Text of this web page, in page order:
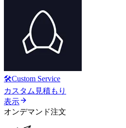
🛠️Custom Service
カスタム見積もり
表示
オンデマンド注文